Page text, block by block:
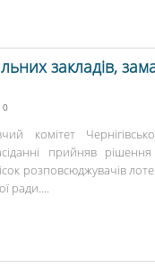
закладів,
0
комітет
прийняв
розповсюджувачів
ради....